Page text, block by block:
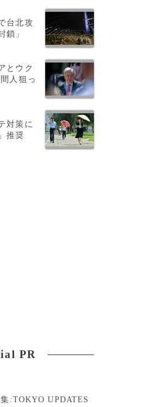
台北攻
鎖」
とウク
人狙っ
対策に
推奨
PR
:TOKYO UPDATES